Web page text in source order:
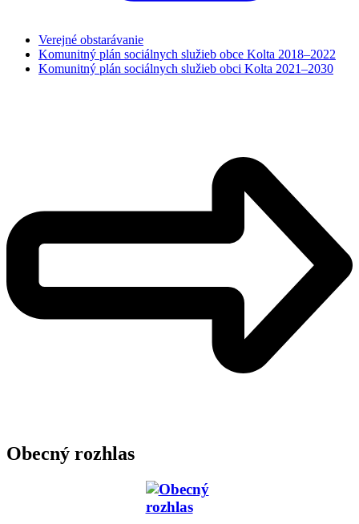
Verejné obstarávanie
Komunitný plán sociálnych služieb obce Kolta 2018–2022
Komunitný plán sociálnych služieb obci Kolta 2021–2030
Obecný rozhlas